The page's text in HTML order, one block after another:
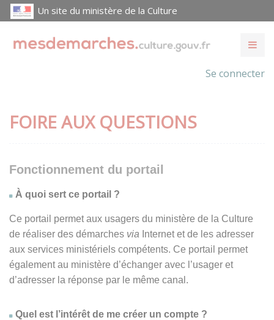
Un site du ministère de la Culture
Se connecter
FOIRE AUX QUESTIONS
Fonctionnement du portail
À quoi sert ce portail ?
Ce portail permet aux usagers du ministère de la Culture
de réaliser des démarches via Internet et de les adresser
aux services ministériels compétents. Ce portail permet
également au ministère d’échanger avec l’usager et
d’adresser la réponse par le même canal.
Quel est l’intérêt de me créer un compte ?